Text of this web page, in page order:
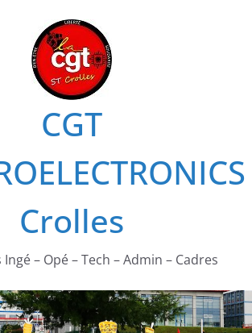
CGT
Crolles
– Opé – Tech – Admin – Cadres